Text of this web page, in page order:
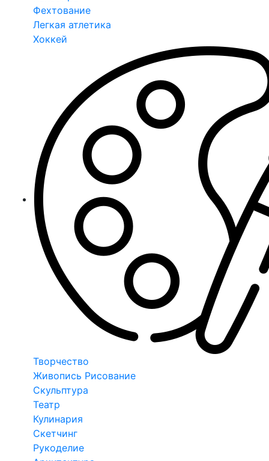
Фехтование
Легкая атлетика
Хоккей
Творчество
Живопись Рисование
Скульптура
Театр
Кулинария
Скетчинг
Рукоделие